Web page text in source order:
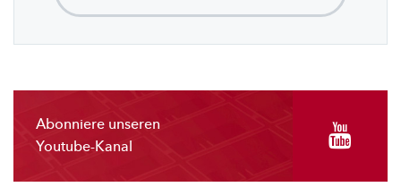
Abonniere unseren
Youtube-Kanal